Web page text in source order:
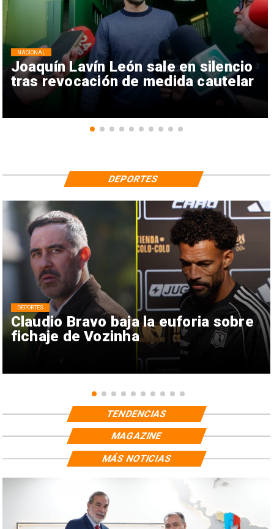
Joaquín Lavín León sale en silencio
tras revocación de medida cautelar
NACIONAL
Claudio Bravo baja la euforia sobre
fichaje de Vozinha
DEPORTES
DEPORTES
TENDENCIAS
MAGAZINE
MÁS NOTICIAS